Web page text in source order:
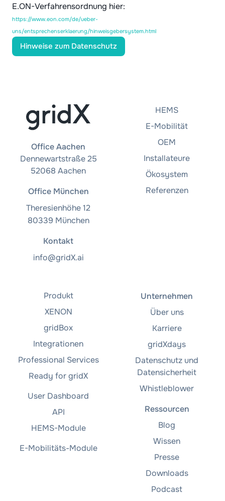
E.ON-Verfahrensordnung hier:
https://www.eon.com/de/ueber-
uns/entsprechenserklaerung/hinweisgebersystem.html
Hinweise zum Datenschutz
Office Aachen
Dennewartstraße 25
52068 Aachen
Office München
Theresienhöhe 12
80339 München
Kontakt
info@gridX.ai
HEMS
E-Mobilität
OEM
Installateure
Ökosystem
Referenzen
Produkt
XENON
gridBox
Integrationen
Professional Services
Ready for gridX
User Dashboard
API
HEMS-Module
E-Mobilitäts-Module
Unternehmen
Über uns
Karriere
gridXdays
Datenschutz und
Datensicherheit
Whistleblower
Ressourcen
Blog
Wissen
Presse
Downloads
Podcast